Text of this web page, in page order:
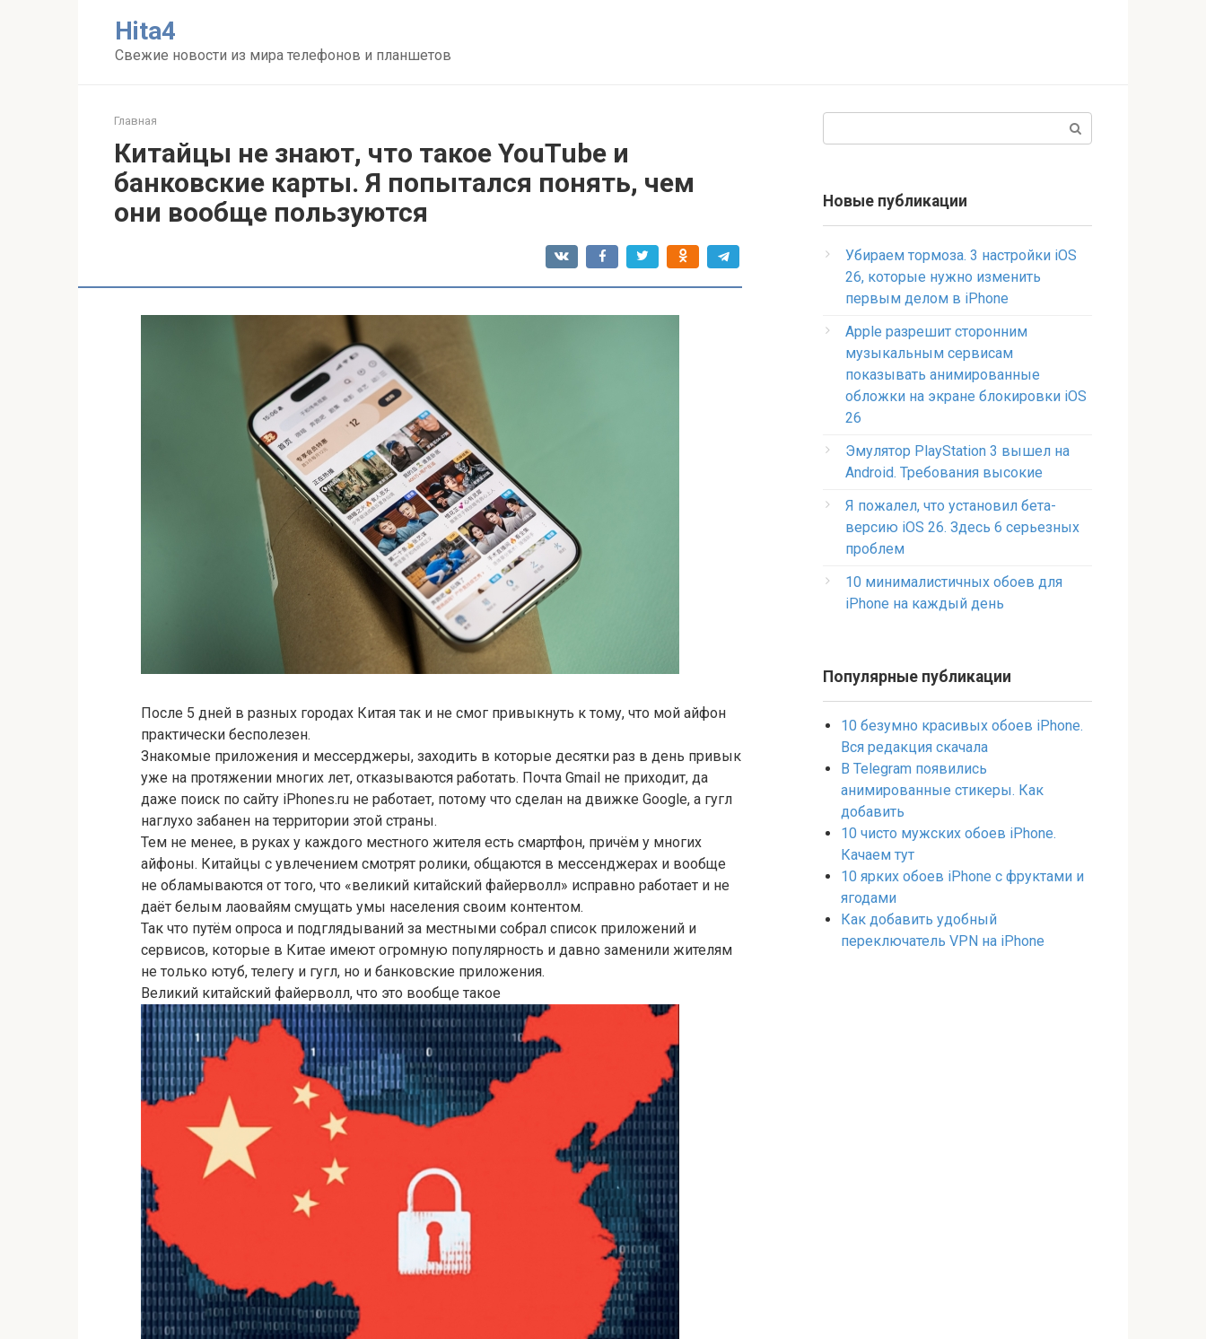
Нita4
Свежие новости из мира телефонов и планшетов
Главная
Китайцы не знают, что такое YouTube и
банковские карты. Я попытался понять, чем
они вообще пользуются
После 5 дней в разных городах Китая так и не смог привыкнуть к тому, что мой айфон
практически бесполезен.
Знакомые приложения и мессерджеры, заходить в которые десятки раз в день привык
уже на протяжении многих лет, отказываются работать. Почта Gmail не приходит, да
даже поиск по сайту iPhones.ru не работает, потому что сделан на движке Google, а гугл
наглухо забанен на территории этой страны.
Тем не менее, в руках у каждого местного жителя есть смартфон, причём у многих
айфоны. Китайцы с увлечением смотрят ролики, общаются в мессенджерах и вообще
не обламываются от того, что «великий китайский файерволл» исправно работает и не
даёт белым лаовайям смущать умы населения своим контентом.
Так что путём опроса и подглядываний за местными собрал список приложений и
сервисов, которые в Китае имеют огромную популярность и давно заменили жителям
не только ютуб, телегу и гугл, но и банковские приложения.
Великий китайский файерволл, что это вообще такое
Новые публикации
Убираем тормоза. 3 настройки iOS
26, которые нужно изменить
первым делом в iPhone
Apple разрешит сторонним
музыкальным сервисам
показывать анимированные
обложки на экране блокировки iOS
26
Эмулятор PlayStation 3 вышел на
Android. Требования высокие
Я пожалел, что установил бета-
версию iOS 26. Здесь 6 серьезных
проблем
10 минималистичных обоев для
iPhone на каждый день
Популярные публикации
10 безумно красивых обоев iPhone.
Вся редакция скачала
В Telegram появились
анимированные стикеры. Как
добавить
10 чисто мужских обоев iPhone.
Качаем тут
10 ярких обоев iPhone с фруктами и
ягодами
Как добавить удобный
переключатель VPN на iPhone